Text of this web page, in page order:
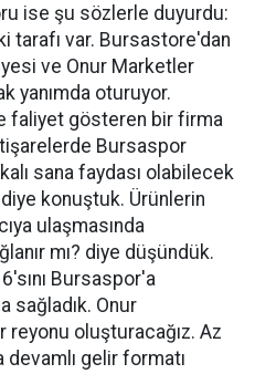
ise şu sözlerle duyurdu:
tarafı var. Bursastore'dan
ve Onur Marketler
yanımda oturuyor.
faliyet gösteren bir firma
Bursaspor
sana faydası olabilecek
konuştuk. Ürünlerin
ulaşmasında
mı? diye düşündük.
Bursaspor'a
sağladık. Onur
oluşturacağız. Az
gelir formatı